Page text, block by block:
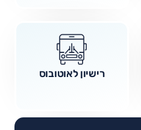
רישיון לאוטובוס